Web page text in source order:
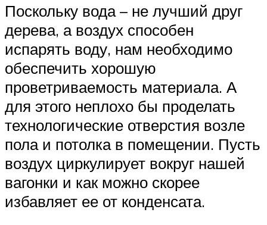
Поскольку вода – не лучший друг
дерева, а воздух способен
испарять воду, нам необходимо
обеспечить хорошую
проветриваемость материала. А
для этого неплохо бы проделать
технологические отверстия возле
пола и потолка в помещении. Пусть
воздух циркулирует вокруг нашей
вагонки и как можно скорее
избавляет ее от конденсата.